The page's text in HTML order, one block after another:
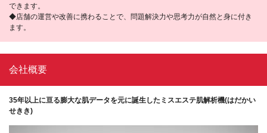
できます。
◆店舗の運営や改善に携わることで、問題解決力や思考力が自然と身に付き
ます。
会社概要
35年以上に亘る膨大な肌データを元に誕生したミスエステ肌解析機(はだかい
せきき)